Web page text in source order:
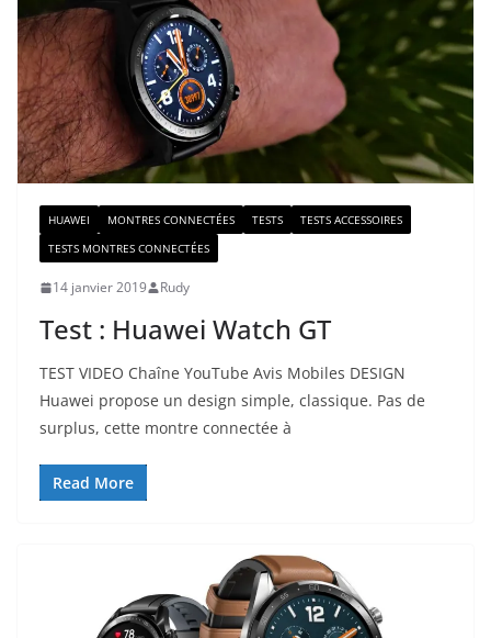
HUAWEI MONTRES CONNECTÉES TESTS
TESTS ACCESSOIRES
TESTS MONTRES CONNECTÉES
14 janvier 2019 Rudy
Test : Huawei Watch GT
TEST VIDEO Chaîne YouTube Avis Mobiles DESIGN
Huawei propose un design simple, classique. Pas de
surplus, cette montre connectée à
Read More